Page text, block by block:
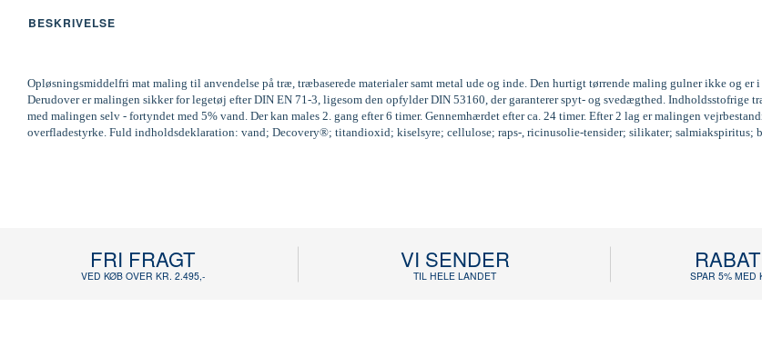
BESKRIVELSE
Opløsningsmiddelfri mat maling til anvendelse på træ, træbaserede materialer samt metal ude og inde. Den hurtigt tørrende maling gulner ikke og
Derudover er malingen sikker for legetøj efter DIN EN 71-3, ligesom den opfylder DIN 53160, der garanterer spyt- og svedægthed. Indholdsstofrige
med malingen selv - fortyndet med 5% vand. Der kan males 2. gang efter 6 timer. Gennemhærdet efter ca. 24 timer. Efter 2 lag er malingen
overfladestyrke. Fuld indholdsdeklaration: vand; Decovery®; titandioxid; kiselsyre; cellulose; raps-, ricinusolie-tensider; silikater;
FRI FRAGT
VED KØB OVER KR. 2.495,-
VI SENDER
TIL HELE LANDET SPAR 5% MED